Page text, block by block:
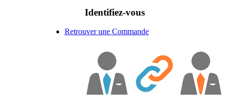
Identifiez-vous
Retrouver une Commande